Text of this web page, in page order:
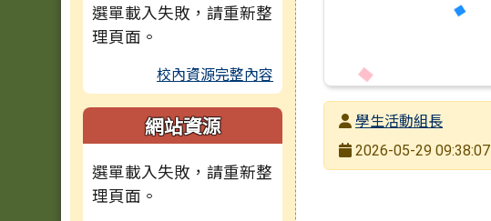
選單載入失敗，請重新整
理頁面。
校內資源完整內容
網站資源
選單載入失敗，請重新整
理頁面。
發布者學生活動組長
發布日期
2026-05-29 09:38:07